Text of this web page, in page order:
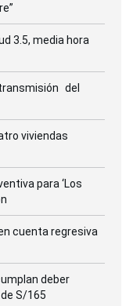
3.5, media hora
del
viviendas
para ‘Los
cuenta regresiva
deber
S/165